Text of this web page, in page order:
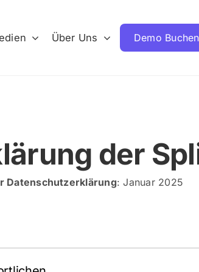
Über Uns Demo Buchen
der
Datenschutzerklärung: Januar 2025